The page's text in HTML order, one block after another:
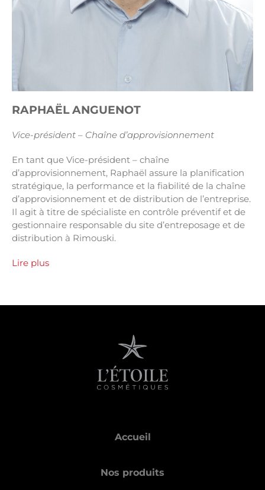
RAPHAËL ANGUENOT
Vice-président – Chaîne d’approvisionnement
En tant que Vice-président – chaîne
d’approvisionnement, Raphaël assure la planification
stratégique, la performance et la fiabilité de la chaîne
d’approvisionnement et de distribution de l’entreprise.
Il agit à titre de spécialiste en contrôle préventif et de
gestionnaire responsable du site d’entreposage et de
distribution à Rimouski.
Lire plus
Accueil
Nos produits